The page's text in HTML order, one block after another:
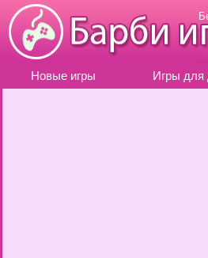
Новые игры Игры для